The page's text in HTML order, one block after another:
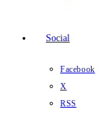
Social
Facebook
X
RSS